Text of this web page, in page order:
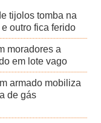
tijolos tomba na
outro fica ferido
moradores a
em lote vago
armado mobiliza
de gás